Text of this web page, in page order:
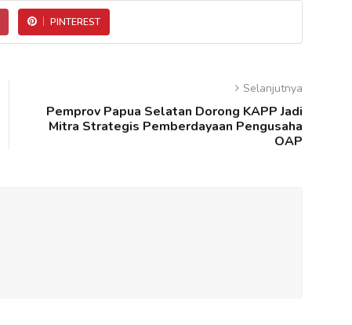
PINTEREST
Selanjutnya
Pemprov Papua Selatan Dorong KAPP Jadi
Mitra Strategis Pemberdayaan Pengusaha
OAP